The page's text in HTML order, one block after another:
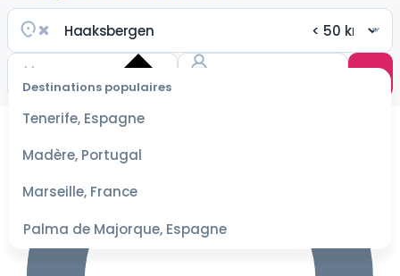
Destinations populaires
Tenerife, Espagne
Madère, Portugal
Marseille, France
Palma de Majorque, Espagne
Choisir
les
pour les
tarifs